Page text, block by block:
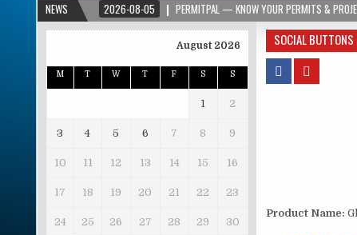
NEWS
2026-08-05 PERMITPAL — KNOW YOUR PERMITS & PROJECT COSTS
SOCIAL BUTTONS
Product Name:
August 2026
M T W T F S S
1 2
3 4 5 6 7 8 9
10 11 12 13 14 15 16
17 18 19 20 21 22 23
24 25 26 27 28 29 30